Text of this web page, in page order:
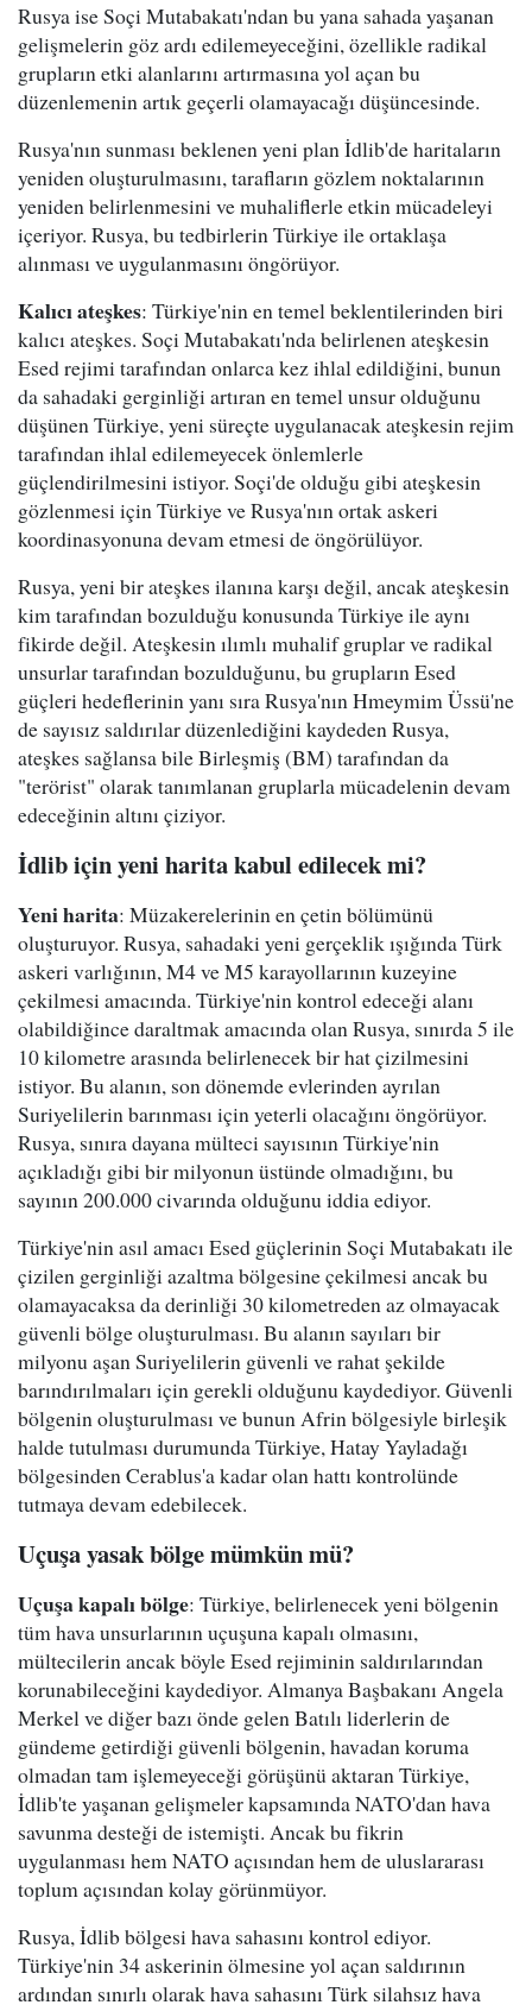
Rusya ise Soçi Mutabakatı'ndan bu yana sahada yaşanan
gelişmelerin göz ardı edilemeyeceğini, özellikle radikal
grupların etki alanlarını artırmasına yol açan bu
düzenlemenin artık geçerli olamayacağı düşüncesinde.
Rusya'nın sunması beklenen yeni plan İdlib'de haritaların
yeniden oluşturulmasını, tarafların gözlem noktalarının
yeniden belirlenmesini ve muhaliflerle etkin mücadeleyi
içeriyor. Rusya, bu tedbirlerin Türkiye ile ortaklaşa
alınması ve uygulanmasını öngörüyor.
Kalıcı ateşkes: Türkiye'nin en temel beklentilerinden biri
kalıcı ateşkes. Soçi Mutabakatı'nda belirlenen ateşkesin
Esed rejimi tarafından onlarca kez ihlal edildiğini, bunun
da sahadaki gerginliği artıran en temel unsur olduğunu
düşünen Türkiye, yeni süreçte uygulanacak ateşkesin rejim
tarafından ihlal edilemeyecek önlemlerle
güçlendirilmesini istiyor. Soçi'de olduğu gibi ateşkesin
gözlenmesi için Türkiye ve Rusya'nın ortak askeri
koordinasyonuna devam etmesi de öngörülüyor.
Rusya, yeni bir ateşkes ilanına karşı değil, ancak ateşkesin
kim tarafından bozulduğu konusunda Türkiye ile aynı
fikirde değil. Ateşkesin ılımlı muhalif gruplar ve radikal
unsurlar tarafından bozulduğunu, bu grupların Esed
güçleri hedeflerinin yanı sıra Rusya'nın Hmeymim Üssü'ne
de sayısız saldırılar düzenlediğini kaydeden Rusya,
ateşkes sağlansa bile Birleşmiş (BM) tarafından da
"terörist" olarak tanımlanan gruplarla mücadelenin devam
edeceğinin altını çiziyor.
İdlib için yeni harita kabul edilecek mi?
Yeni harita: Müzakerelerinin en çetin bölümünü
oluşturuyor. Rusya, sahadaki yeni gerçeklik ışığında Türk
askeri varlığının, M4 ve M5 karayollarının kuzeyine
çekilmesi amacında. Türkiye'nin kontrol edeceği alanı
olabildiğince daraltmak amacında olan Rusya, sınırda 5 ile
10 kilometre arasında belirlenecek bir hat çizilmesini
istiyor. Bu alanın, son dönemde evlerinden ayrılan
Suriyelilerin barınması için yeterli olacağını öngörüyor.
Rusya, sınıra dayana mülteci sayısının Türkiye'nin
açıkladığı gibi bir milyonun üstünde olmadığını, bu
sayının 200.000 civarında olduğunu iddia ediyor.
Türkiye'nin asıl amacı Esed güçlerinin Soçi Mutabakatı ile
çizilen gerginliği azaltma bölgesine çekilmesi ancak bu
olamayacaksa da derinliği 30 kilometreden az olmayacak
güvenli bölge oluşturulması. Bu alanın sayıları bir
milyonu aşan Suriyelilerin güvenli ve rahat şekilde
barındırılmaları için gerekli olduğunu kaydediyor. Güvenli
bölgenin oluşturulması ve bunun Afrin bölgesiyle birleşik
halde tutulması durumunda Türkiye, Hatay Yayladağı
bölgesinden Cerablus'a kadar olan hattı kontrolünde
tutmaya devam edebilecek.
Uçuşa yasak bölge mümkün mü?
Uçuşa kapalı bölge: Türkiye, belirlenecek yeni bölgenin
tüm hava unsurlarının uçuşuna kapalı olmasını,
mültecilerin ancak böyle Esed rejiminin saldırılarından
korunabileceğini kaydediyor. Almanya Başbakanı Angela
Merkel ve diğer bazı önde gelen Batılı liderlerin de
gündeme getirdiği güvenli bölgenin, havadan koruma
olmadan tam işlemeyeceği görüşünü aktaran Türkiye,
İdlib'te yaşanan gelişmeler kapsamında NATO'dan hava
savunma desteği de istemişti. Ancak bu fikrin
uygulanması hem NATO açısından hem de uluslararası
toplum açısından kolay görünmüyor.
Rusya, İdlib bölgesi hava sahasını kontrol ediyor.
Türkiye'nin 34 askerinin ölmesine yol açan saldırının
ardından sınırlı olarak hava sahasını Türk silahsız hava